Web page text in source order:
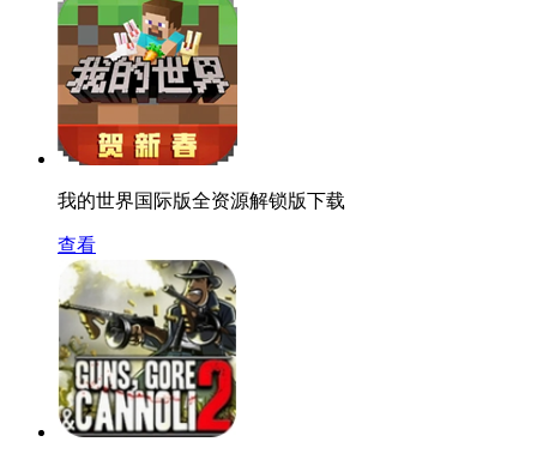
我的世界国际版全资源解锁版下载
查看